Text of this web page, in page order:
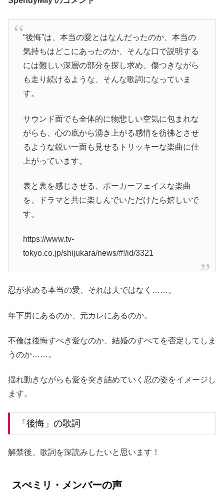
“後悔”は、本当の愛とはなんだったのか、本当の
気持ちはどこにあったのか、そんな口で説明する
には難しい深層の部分を探し求め、傷つきながら
も走り続けるような、そんな歌詞になっていま
す。
サウンド面でも全体的に物悲しい空気に包まれな
がらも、心の底から湧き上がる感情を彷彿とさせ
るような鋭い一面も見せるトリッキーな楽曲に仕
上がっています。
表と裏を感じさせる、ポーカーフェイスな楽曲
を、ドラマと共に楽しんでいただけたら嬉しいで
す。
https://www.tv-
tokyo.co.jp/shijukara/news/#!/id/3321
忍が求める本当の愛、それは夫ではなく……。
年下男にあるのか、元カレにあるのか。
不倫は後悔すべき愛なのか、結婚のすべてを否定してしま
うのか……。
揺れ動きながらも愛を突き詰めていく忍の姿をイメージし
ます。
「後悔」の歌詞
解禁後、歌詞を深読みしたいと思います！
スぺミリ・メンバーの声